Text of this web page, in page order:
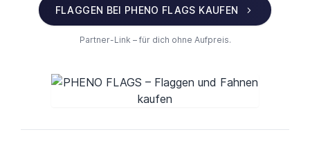
FLAGGEN BEI PHENO FLAGS KAUFEN
Partner-Link – für dich ohne Aufpreis.